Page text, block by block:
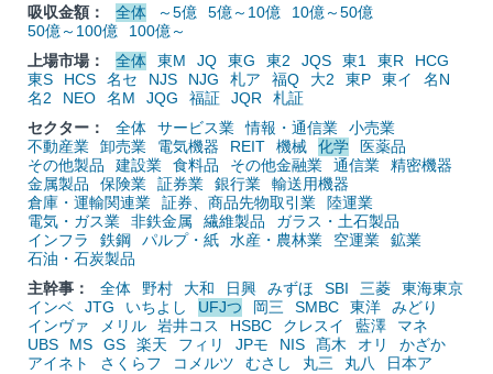
吸収金額：
全体 ～5億 5億～10億
10億～50億
50億～100億
100億～
上場市場：
全体 東M JQ 東G 東2 JQS 東1 東R
HCG
東S
HCS 名セ NJS NJG 札ア 福Q 大2 東P 東イ
名N
名2
NEO 名M JQG 福証 JQR
札証
セクター：
全体 サービス業 情報・通信業
小売業
不動産業
卸売業 電気機器 REIT 機械 化学
医薬品
その他製品
建設業 食料品 その他金融業 通信業
精密機器
金属製品
保険業 証券業 銀行業
輸送用機器
倉庫・運輸関連業
証券、商品先物取引業
陸運業
電気・ガス業
非鉄金属 繊維製品
ガラス・土石製品
インフラ
鉄鋼 パルプ・紙 水産・農林業 空運業
鉱業
石油・石炭製品
主幹事：
全体 野村 大和 日興 みずほ SBI 三菱
東海東京
インベ
JTG いちよし UFJつ 岡三 SMBC 東洋
みどり
インヴァ
メリル 岩井コス HSBC クレスイ 藍澤
マネ
UBS
MS GS 楽天 フィリ JPモ NIS 髙木 オリ
かざか
アイネト
さくらフ コメルツ むさし 丸三 丸八
日本ア